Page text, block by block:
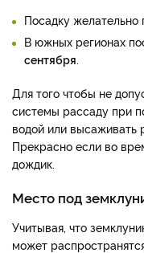
Посадку желательно
В южных регионах
сентября
Для того чтобы не
системы рассаду при
водой или высаживать
Прекрасно если во
дождик.
Место под
Учитывая, что
может